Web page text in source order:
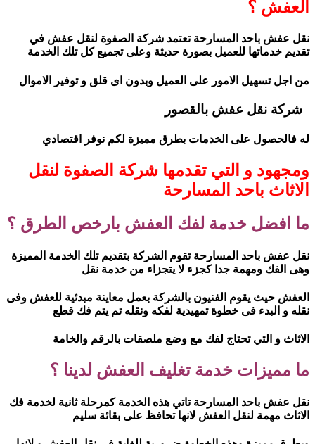
العفش ؟
نقل عفش باحد المسارحة تعتمد شركة الصفوة لنقل عفش في
تقديم خدماتها للعميل بصورة حديثة وعلى تجميع كل تلك الخدمة
من اجل تسهيل الامور على العميل وبدون اى قلق و توفير الاموال
شركة نقل عفش بالقصور
له فالحصول على الخدمات بطرق مميزة لكم نوفر اقتصادي
ومجهود و التي تقدمها شركة الصفوة لنقل
الاثاث باحد المسارحة
ما افضل خدمة لفك العفش بارخص الطرق ؟
نقل عفش باحد المسارحة تقوم الشركة بتقديم تلك الخدمة المميزة
وهى الفك ومهمة جدا كجزء لا يتجزاء من خدمة نقل
العفش حيث يقوم الفنيون بالشركة بعمل معاينة مبدئية للعفش وفى
نقله و البدء فى خطوة تمهيدية لفكه ونقله تم يتم فك قطع
الاثاث و التي تحتاج لفك مع وضع ملصقات بالرقم والخامة
ما مميزات خدمة تغليف العفش لدينا ؟
نقل عفش باحد المسارحة تاتي هذه الخدمة كمرحلة ثانية لخدمة فك
الاثاث مهمة لنقل العفش لانها تحافظ على بقائة سليم